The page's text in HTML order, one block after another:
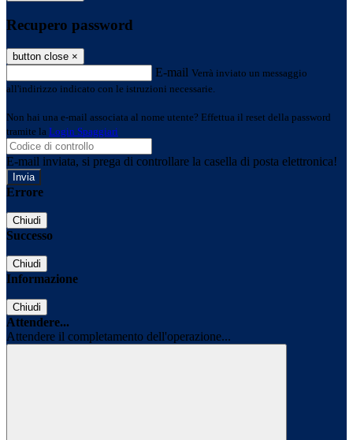
Recupero password
button close ×
E-mail Verrà inviato un messaggio
all'indirizzo indicato con le istruzioni necessarie.
Non hai una e-mail associata al nome utente? Effettua il reset della password
tramite la Login Spaggiari
E-mail inviata, si prega di controllare la casella di posta elettronica!
Errore
Chiudi
Successo
Chiudi
Informazione
Chiudi
Attendere...
Attendere il completamento dell'operazione...